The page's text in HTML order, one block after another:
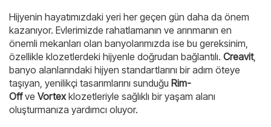
Hijyenin hayatımızdaki yeri her geçen gün daha da önem
kazanıyor. Evlerimizde rahatlamanın ve arınmanın en
önemli mekanları olan banyolarımızda ise bu gereksinim,
özellikle klozetlerdeki hijyenle doğrudan bağlantılı. Creavit,
banyo alanlarındaki hijyen standartlarını bir adım öteye
taşıyan, yenilikçi tasarımlarını sunduğu Rim-
Offve Vortexklozetleriyle sağlıklı bir yaşam alanı
oluşturmanıza yardımcı oluyor.